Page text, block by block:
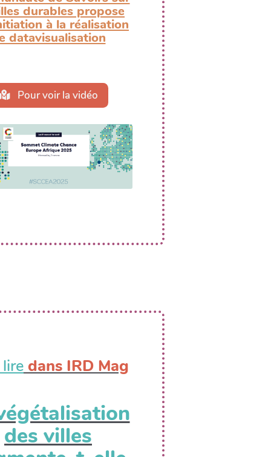
durables propose
à la réalisation
datavisualisation
Pour voir la vidéo
dans IRD Mag
des villes